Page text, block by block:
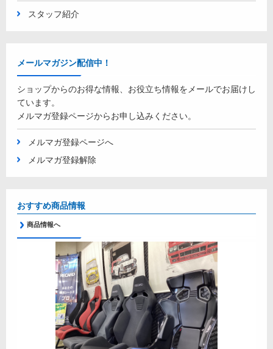
スタッフ紹介
メールマガジン配信中！
ショップからのお得な情報、お役立ち情報をメールでお届けし
ています。
メルマガ登録ページからお申し込みください。
メルマガ登録ページへ
メルマガ登録解除
おすすめ商品情報
商品情報へ